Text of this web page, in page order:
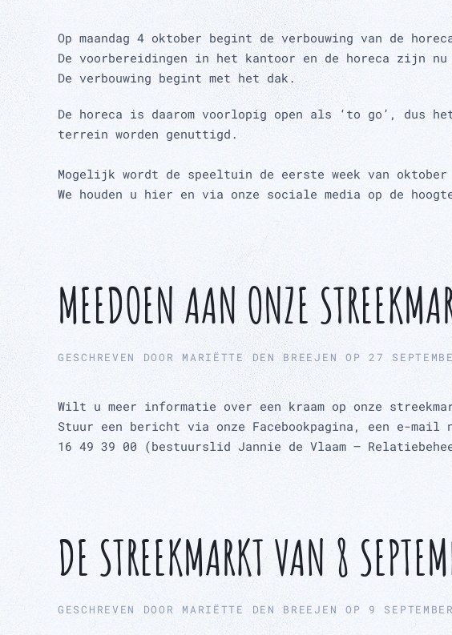
Op maandag 4 oktober begint de verbouwing van de
De voorbereidingen in het kantoor en de horeca zijn
De verbouwing begint met het dak.
De horeca is daarom voorlopig open als ‘to go’, dus
terrein worden genuttigd.
Mogelijk wordt de speeltuin de eerste week van
We houden u hier en via onze sociale media op de
MEEDOEN AAN ONZE
GESCHREVEN DOOR MARIËTTE DEN BREEJEN OP27
Wilt u meer informatie over een kraam op onze
Stuur een bericht via onze Facebookpagina, een e-
16 49 39 00 (bestuurslid Jannie de Vlaam –
DE STREEKMARKT VAN 8
GESCHREVEN DOOR MARIËTTE DEN BREEJEN OP 9